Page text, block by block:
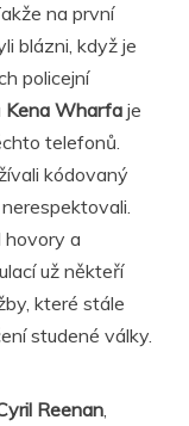
na první
blázni, když je
policejní
Kena Wharfa je
telefonů.
kódovaný
hovory a
už někteří
které stále
studené války.
Reenan,